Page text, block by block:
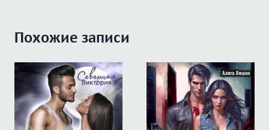
Похожие записи